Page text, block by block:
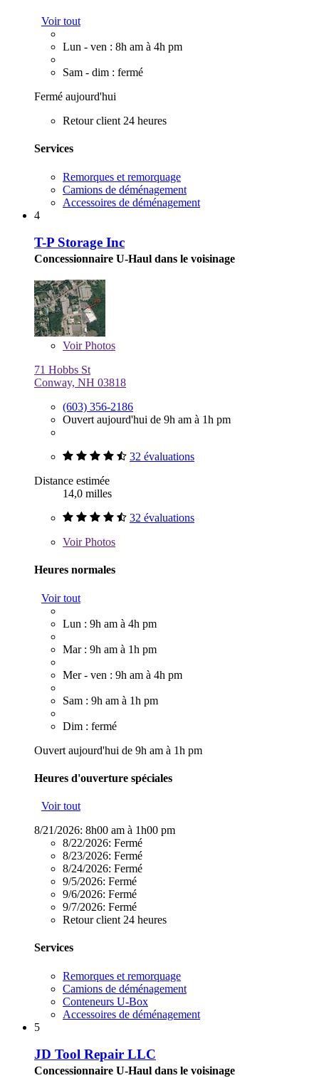
Voir tout
Lun - ven : 8h am à 4h pm
Sam - dim : fermé
Fermé aujourd'hui
Retour client 24 heures
Services
Remorques et remorquage
Camions de déménagement
Accessoires de déménagement
4
T-P Storage Inc
Concessionnaire U-Haul dans le voisinage
VoirPhotos
71 Hobbs St
Conway, NH 03818
(603) 356-2186
Ouvert aujourd'hui de 9h am à 1h pm
32 évaluations
Distance estimée
14,0 milles
32 évaluations
VoirPhotos
Heures normales
Voir tout
Lun : 9h am à 4h pm
Mar : 9h am à 1h pm
Mer - ven : 9h am à 4h pm
Sam : 9h am à 1h pm
Dim : fermé
Ouvert aujourd'hui de 9h am à 1h pm
Heures d'ouverture spéciales
Voir tout
8/21/2026: 8h00 am à 1h00 pm
8/22/2026: Fermé
8/23/2026: Fermé
8/24/2026: Fermé
9/5/2026: Fermé
9/6/2026: Fermé
9/7/2026: Fermé
Retour client 24 heures
Services
Remorques et remorquage
Camions de déménagement
Conteneurs U-Box
Accessoires de déménagement
5
JD Tool Repair LLC
Concessionnaire U-Haul dans le voisinage